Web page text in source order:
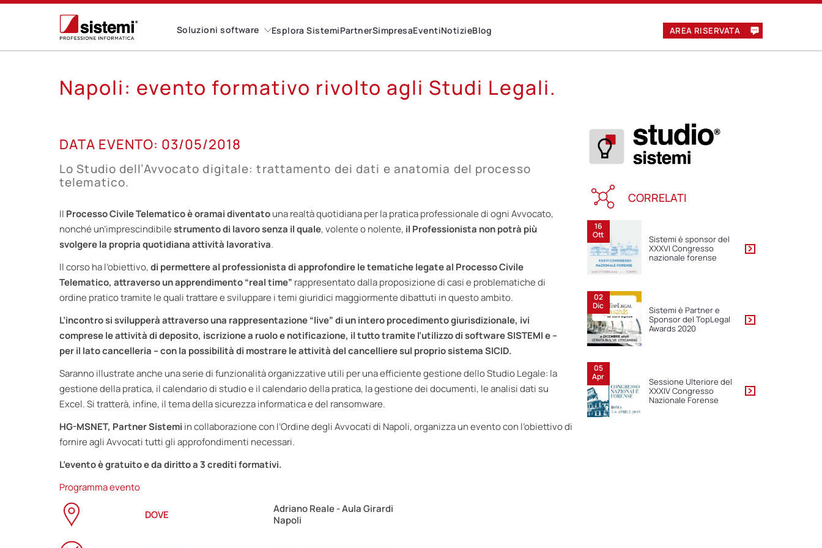
Soluzioni software Esplora SistemiPartnerSimpresaEventiNotizieBlog AREA RISERVATA
Napoli: evento formativo rivolto agli Studi Legali.
03
MAG
DATA EVENTO: 03/05/2018
Lo Studio dell’Avvocato digitale: trattamento dei dati e anatomia del processo
telematico.
Il Processo Civile Telematico è oramai diventatouna realtà quotidiana per la pratica professionale di ogni Avvocato,
nonché un’imprescindibilestrumento di lavoro senza il quale, volente o nolente, il Professionista non potrà più
svolgere la propria quotidiana attività lavorativa.
Il corso ha l’obiettivo,di permettere al professionista di approfondire le tematiche legate al Processo Civile
Telematico, attraverso un apprendimento “real time” rappresentato dalla proposizione di casi e problematiche di
ordine pratico tramite le quali trattare e sviluppare i temi giuridici maggiormente dibattuti in questo ambito.
L’incontro si svilupperà attraverso una rappresentazione “live” di un intero procedimento giurisdizionale, ivi
comprese le attività di deposito, iscrizione a ruolo e notificazione, il tutto tramite l’utilizzo di software SISTEMI e –
per il lato cancelleria – con la possibilità di mostrare le attività del cancelliere sul proprio sistema SICID.
Saranno illustrate anche una serie di funzionalità organizzative utili per una efficiente gestione dello Studio Legale: la
gestione della pratica, il calendario di studio e il calendario della pratica, la gestione dei documenti, le analisi dati su
Excel. Si tratterà, infine, il tema della sicurezza informatica e del ransomware.
HG-MSNET, Partner Sistemi in collaborazione con l’Ordine degli Avvocati di Napoli, organizza un evento con l’obiettivo di
fornire agli Avvocati tutti gli approfondimenti necessari.
L’evento è gratuito e da diritto a 3 crediti formativi.
Programma evento
DOVE
Adriano Reale - Aula Girardi
Napoli
CORRELATI
16
Ott
Sistemi è sponsor del
XXXVI Congresso
nazionale forense
02
Dic
Sistemi è Partner e
Sponsor del TopLegal
Awards 2020
05
Apr
Sessione Ulteriore del
XXXIV Congresso
Nazionale Forense